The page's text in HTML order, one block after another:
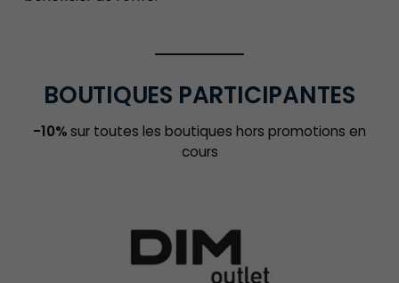
BOUTIQUES PARTICIPANTES
-10%sur toutes les boutiques hors promotions en
cours